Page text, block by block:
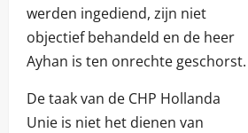
werden ingediend, zijn niet
objectief behandeld en de heer
Ayhan is ten onrechte geschorst.
De taak van de CHP Hollanda
Unie is niet het dienen van